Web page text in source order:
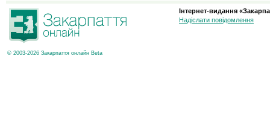
© 2003-2026 Закарпаття онлайн Beta
Інтернет-видання
Надіслати повідомлення